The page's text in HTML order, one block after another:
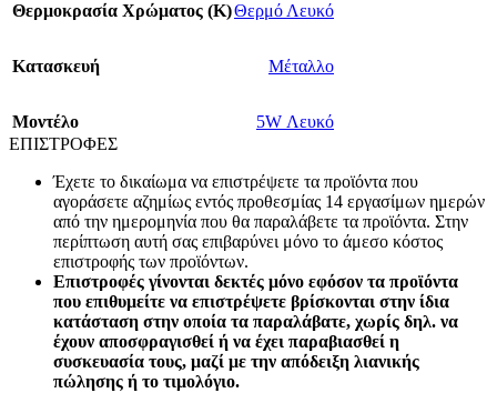
Θερμοκρασία Χρώματος (Κ)Θερμό Λευκό
Κατασκευή Μέταλλο
Mοντέλο
5W Λευκό
ΕΠΙΣΤΡΟΦΕΣ
Έχετε το δικαίωμα να επιστρέψετε τα προϊόντα που
αγοράσετε αζημίως εντός προθεσμίας 14 εργασίμων ημερών
από την ημερομηνία που θα παραλάβετε τα προϊόντα. Στην
περίπτωση αυτή σας επιβαρύνει μόνο το άμεσο κόστος
επιστροφής των προϊόντων.
Επιστροφές γίνονται δεκτές μόνο εφόσον τα προϊόντα
που επιθυμείτε να επιστρέψετε βρίσκονται στην ίδια
κατάσταση στην οποία τα παραλάβατε, χωρίς δηλ. να
έχουν αποσφραγισθεί ή να έχει παραβιασθεί η
συσκευασία τους, μαζί με την απόδειξη λιανικής
πώλησης ή το τιμολόγιο.